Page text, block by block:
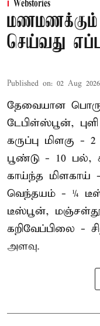
Webstories
மணமணக்கும்
செய்வது
Published on: 02 Aug
தேவையான
டேபிள்ஸ்பூன்,
கருப்பு மிளகு
பூண்டு - 10
காய்ந்த மிளகாய்
வெந்தயம் - ¼
டீஸ்பூன்,
கறிவேப்பிலை -
அளவு.